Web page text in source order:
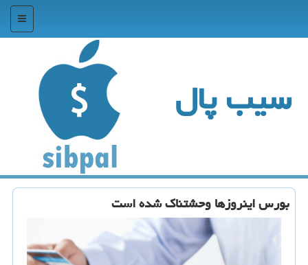
منو
سیب پال
بورس اینروزها وحشتناک شده است